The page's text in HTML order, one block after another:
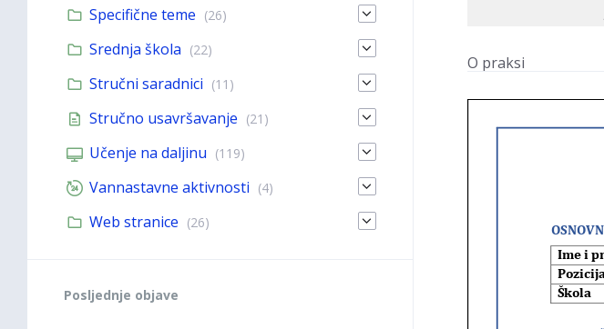
O praksi
Specifične teme (26)
Srednja škola (22)
Stručni saradnici (11)
Stručno usavršavanje (21)
Učenje na daljinu (119)
Vannastavne aktivnosti (4)
Web stranice (26)
Posljednje objave